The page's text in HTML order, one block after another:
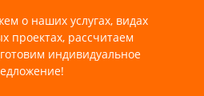
о наших услугах, видах
проектах, рассчитаем
индивидуальное